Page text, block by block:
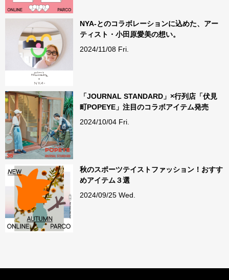
NYA-とのコラボレーションに込めた、アー
ティスト・小田原愛美の想い。
2024/11/08 Fri.
「JOURNAL STANDARD」×行列店「伏見
町POPEYE」注目のコラボアイテム発売
2024/10/04 Fri.
秋のスポーツテイストファッション！おすす
めアイテム３選
2024/09/25 Wed.